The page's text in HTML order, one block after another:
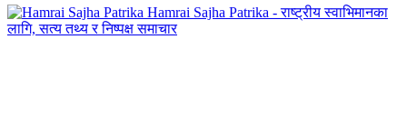
Hamrai Sajha Patrika - राष्ट्रीय स्वाभिमानका
लागि, सत्य तथ्य र निष्पक्ष समाचार